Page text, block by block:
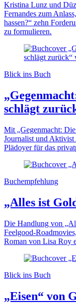
Kristina Lunz und
Fernandes zum
hassen?“ zehn
zu formulieren.
Blick ins Buch
schlägt
Mit „Gegenmacht:
Journalist und Aktivist
Plädoyer für das
Buchempfehlung
„Alles ist
Die Handlung von
Feelgood-
Roman von Lisa Roy
Blick ins Buch
„Eisen“ von